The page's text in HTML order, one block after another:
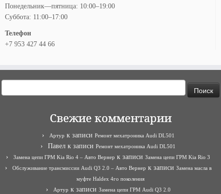
Понедельник—пятница: 10:00–19:00
Суббота: 11:00–17:00
Телефон
+7 953 427 44 66
Свежие комментарии
Артур к записи Ремонт мехатроника Audi DL501
Павел к записи Ремонт мехатроника Audi DL501
Замена цепи ГРМ Kia Rio 4 – Авто Вернер к записи Замена цепи ГРМ Kia Rio 3
Обслуживание трансмиссии Audi Q3 2.0 – Авто Вернер к записи Замена масла в
муфте Haldex 4го поколения
Артур к записи Замена цепи ГРМ Audi Q3 2.0